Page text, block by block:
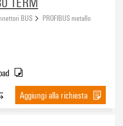
BUS
PROFIBUS metallo
Aggiungi alla richiesta